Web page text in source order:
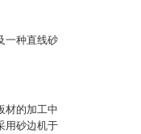
一种直线砂
材的加工中
用砂边机于